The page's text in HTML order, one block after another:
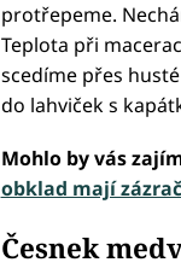
protřepeme.
Teplota při
scedíme přes
do lahviček s
Mohlo by vás
obklad mají
Česnek